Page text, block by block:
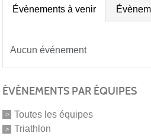
Évènements à venir
Aucun événement
ÉVÉNEMENTS PAR ÉQUIPES
Toutes les équipes
Triathlon